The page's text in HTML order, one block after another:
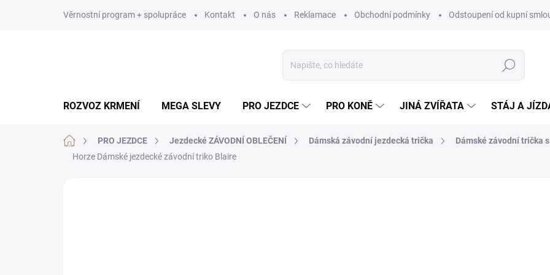
Věrnostní program + spolupráce Kontakt O nás Reklamace Obchodní podmínky Odstoupení od kupní
Hledat
ROZVOZ KRMENÍ MEGA SLEVY PRO JEZDCE PRO KONĚ JINÁ ZVÍŘATA STÁJ A
Domů PRO JEZDCE Jezdecké ZÁVODNÍ OBLEČENÍ Dámská závodní jezdecká trička
Dámské závodní trička
Horze Dámské jezdecké závodní triko Blaire